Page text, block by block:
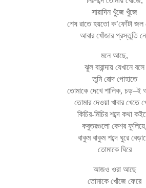
সারাদিন খুঁজে খুঁজে
শেষ রাতে হয়তো ক’ফোঁটা জল
আবার খোঁজার প্রস্তুতি
মনে আছে,
ঝুল বারান্দায় যেখানে বসে
তুমি রোদ পোহাতে
তোমাকে দেখে শালিক,
তোমার দেওয়া খাবার খেতে
কিচির-মিচির শব্দে কথা
কবুতরগুলো কেশর ফুলিয়ে,
বাকুম বাকুম শব্দে ঘুরে
তোমাকে ঘিরে
আজও ওরা আছে
তোমাকে খোঁজে ফেরে